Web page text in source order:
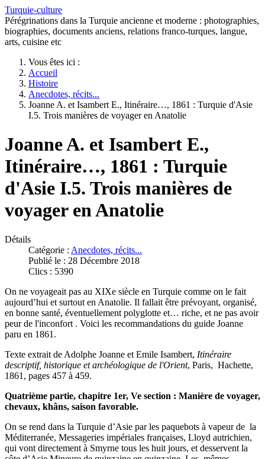
Turquie-culture
Pérégrinations dans la Turquie ancienne et moderne : photographies,
biographies, documents anciens, relations franco-turques, langue,
arts, cuisine etc
Vous êtes ici :
Accueil
Histoire
Anecdotes, récits...
Joanne A. et Isambert E., Itinéraire…, 1861 : Turquie d'Asie
I.5. Trois manières de voyager en Anatolie
Joanne A. et Isambert E.,
Itinéraire…, 1861 : Turquie
d'Asie I.5. Trois manières de
voyager en Anatolie
Détails
Catégorie : Anecdotes, récits...
Publié le : 28 Décembre 2018
Clics : 5390
On ne voyageait pas au XIXe siècle en Turquie comme on le fait
aujourd’hui et surtout en Anatolie. Il fallait être prévoyant, organisé,
en bonne santé, éventuellement polyglotte et… riche, et ne pas avoir
peur de l'inconfort . Voici les recommandations du guide Joanne
paru en 1861.
Texte extrait de Adolphe Joanne et Emile Isambert, Itinéraire
descriptif, historique et archéologique de l'Orient, Paris, Hachette,
1861, pages 457 à 459.
Quatrième partie, chapitre 1er, Ve section : Manière de voyager,
chevaux, khâns, saison favorable.
On se rend dans la Turquie d’Asie par les paquebots à vapeur de la
Méditerranée, Messageries impériales françaises, Lloyd autrichien,
qui vont directement à Smyrne tous les huit jours, et desservent la